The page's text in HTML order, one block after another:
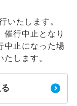
いたします。
催行中止となり
中止になった場
します。